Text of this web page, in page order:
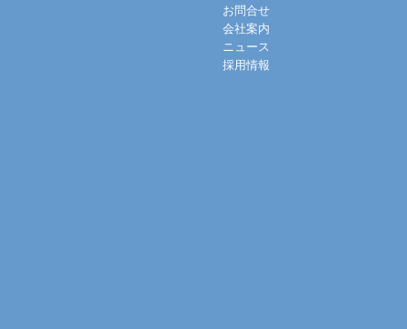
お問合せ
会社案内
ニュース
採用情報